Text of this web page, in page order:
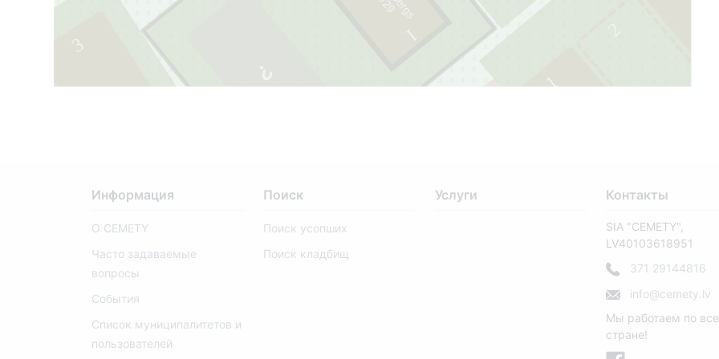
2
1
1
3
Информация
О CEMETY
Часто задаваемые
вопросы
События
Список муниципалитетов и
пользователей
Поиск
Поиск усопших
Поиск кладбищ
Услуги Контакты
SIA "CEMETY",
LV40103618951
371 29144816
info@cemety.lv
Мы работаем по
стране!